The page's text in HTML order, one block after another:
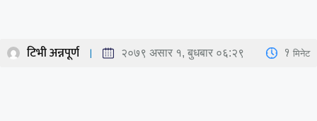
टिभी अन्नपूर्ण २०७९ असार १, बुधबार ०६:२९ 1 मिनेट